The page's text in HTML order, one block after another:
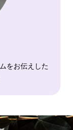
をお伝えした